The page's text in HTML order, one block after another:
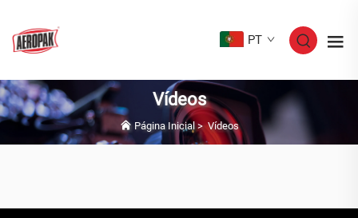
PT
Vídeos
Página Inicial>Vídeos